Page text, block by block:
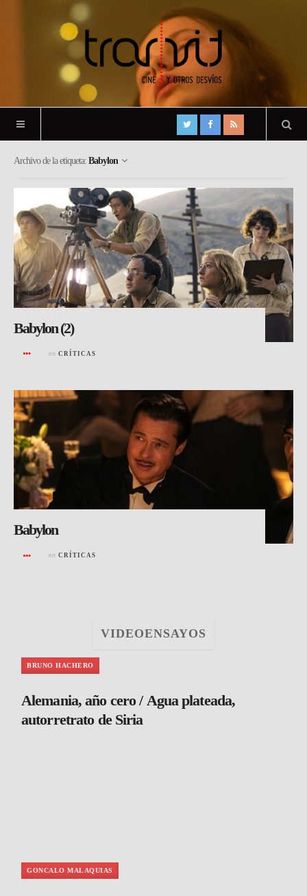
Archivo de la etiqueta: Babylon
Babylon (2)
en CRÍTICAS
Babylon
en CRÍTICAS
VIDEOENSAYOS
BRUNO HACHERO
Alemania, año cero / Agua plateada,
autorretrato de Siria
GONCALO MALAQUIAS